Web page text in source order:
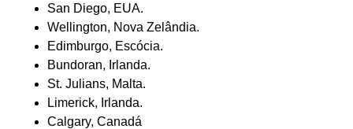
San Diego, EUA.
Wellington, Nova Zelândia.
Edimburgo, Escócia.
Bundoran, Irlanda.
St. Julians, Malta.
Limerick, Irlanda.
Calgary, Canadá